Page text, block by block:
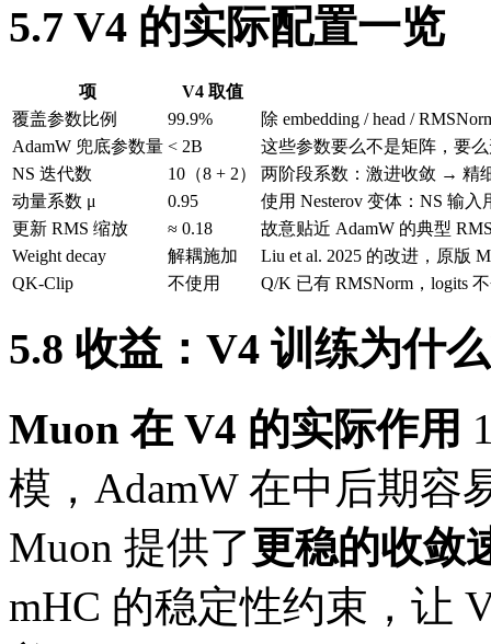
5.7 V4 的实际配置一览
项
V4 取值
覆盖参数比例
99.9%
除 embedding / head /
AdamW 兜底参数量 < 2B
这些参数要么不是矩阵，要
NS 迭代数
10（8 + 2）
两阶段系数：激进收敛 → 精
动量系数 μ
0.95
使用 Nesterov 变体：NS 输入
更新 RMS 缩放
≈ 0.18
故意贴近 AdamW 的典型
Weight decay
解耦施加
Liu et al. 2025 的改进，原版
QK-Clip
不使用 Q/K 已有 RMSNorm，logits
5.8 收益：V4 训练为什
Muon 在 V4 的实际作用
模，AdamW 在中后期容
Muon 提供了更稳的收敛
mHC 的稳定性约束，让